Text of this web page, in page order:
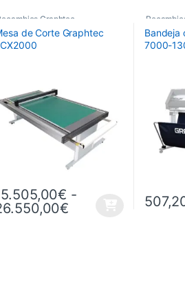
Graphtec
de Corte Graphtec
€ -
€ Rango de
producto tiene múltiples variantes.
Bandeja
7000-